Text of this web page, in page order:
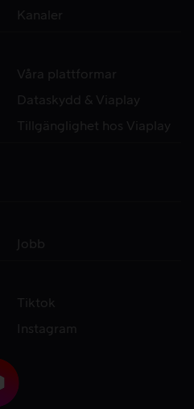
Kanaler
Våra plattformar
Dataskydd & Viaplay
Tillgänglighet hos Viaplay
Jobb
Tiktok
Instagram